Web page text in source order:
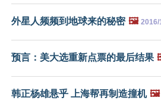
外星人频频到地球来的秘密 🖼️ 2016/
预言：美大选重新点票的最后结果
韩正杨雄悬乎 上海帮再制造撞机 🖼️